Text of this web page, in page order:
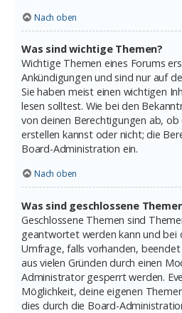
Nach oben
Was sind wichtige Themen?
Wichtige Themen eines Forums
Ankündigungen und sind nur auf
Sie haben meist einen wichtigen
lesen solltest. Wie bei den
von deinen Berechtigungen ab,
erstellen kannst oder nicht; die
Board-Administration ein.
Nach oben
Was sind geschlossene
Geschlossene Themen sind
geantwortet werden kann und bei
Umfrage, falls vorhanden,
aus vielen Gründen durch einen
Administrator gesperrt werden.
Möglichkeit, deine eigenen
dies durch die Board-